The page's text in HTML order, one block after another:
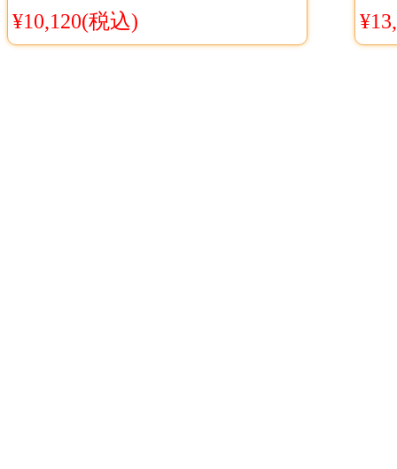
装 リゼロ レムりん レッドメ
イド服
¥10,120(税込)
鋼
コ